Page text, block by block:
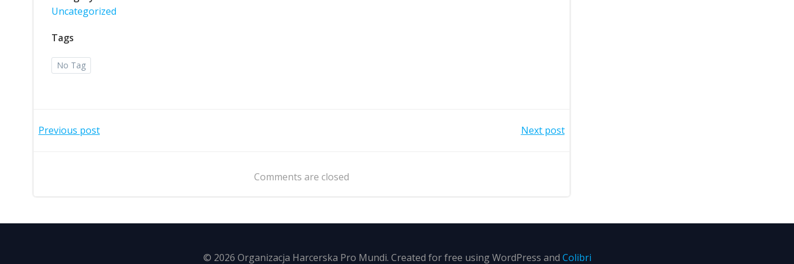
Uncategorized
Tags
No Tag
Post
Previous post
navigation
Next post
Comments are closed
© 2026 Organizacja Harcerska Pro Mundi. Created for free using WordPress and Colibri